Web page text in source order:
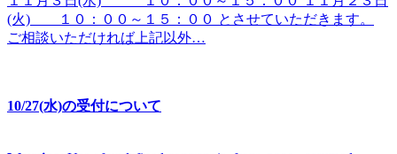
(火) １０：００～１５：００ とさせていただきます。
ご相談いただければ上記以外…
10/27(水)の受付について